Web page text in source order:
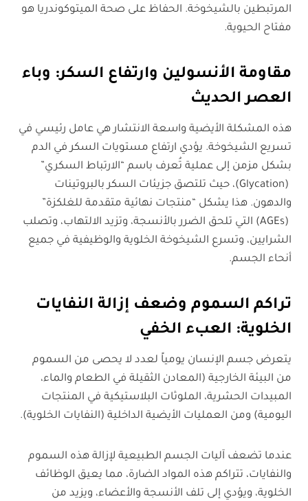
المرتبطين بالشيخوخة. الحفاظ على صحة الميتوكوندريا هو
مفتاح الحيوية.
مقاومة الأنسولين وارتفاع السكر: وباء
العصر الحديث
هذه المشكلة الأيضية واسعة الانتشار هي عامل رئيسي في
تسريع الشيخوخة. يؤدي ارتفاع مستويات السكر في الدم
بشكل مزمن إلى عملية تُعرف باسم “الارتباط السكري”
(Glycation)، حيث تلتصق جزيئات السكر بالبروتينات
والدهون. هذا يشكل “منتجات نهائية متقدمة للغلكزة”
(AGEs) التي تلحق الضرر بالأنسجة، وتزيد الالتهاب، وتصلب
الشرايين، وتسرع الشيخوخة الخلوية والوظيفية في جميع
أنحاء الجسم.
تراكم السموم وضعف إزالة النفايات
الخلوية: العبء الخفي
يتعرض جسم الإنسان يومياً لعدد لا يحصى من السموم
من البيئة الخارجية (المعادن الثقيلة في الطعام والماء،
المبيدات الحشرية، الملوثات البلاستيكية في المنتجات
اليومية) ومن العمليات الأيضية الداخلية (النفايات الخلوية).
عندما تضعف آليات الجسم الطبيعية لإزالة هذه السموم
والنفايات، تتراكم هذه المواد الضارة، مما يعيق الوظائف
الخلوية، ويؤدي إلى تلف الأنسجة والأعضاء، ويزيد من